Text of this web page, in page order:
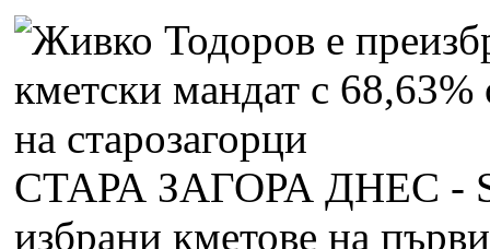
СТАРА ЗАГОРА ДНЕС -
избрани кметове на